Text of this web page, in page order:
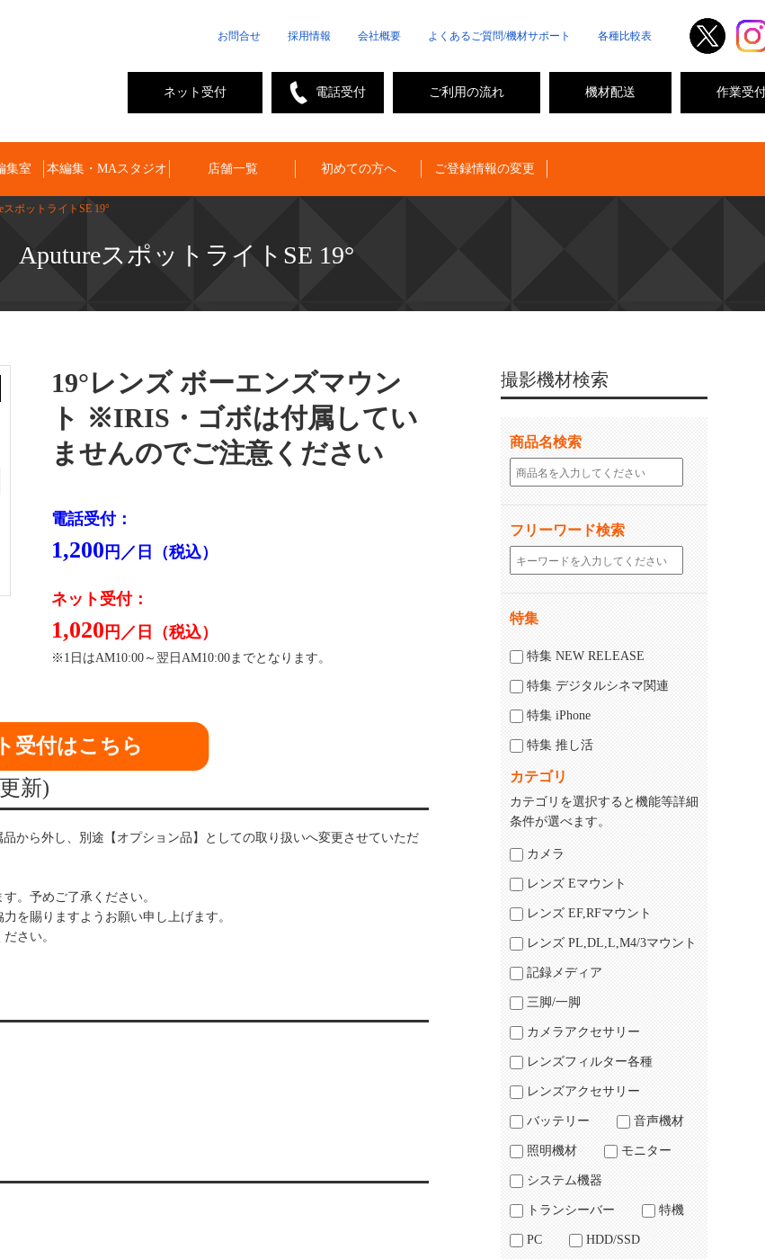
お問合せ 採用情報 会社概要 よくあるご質問/機材サポート 各種比較表
作業受
機材配送
ご利用の流れ
電話受付
ネット受付
集室 本編集・MAスタジオ 店舗一覧 初めての方へ ご登録情報の変更
スポットライトSE 19°
AputureスポットライトSE 19°
19°レンズ ボーエンズマウン
ト ※IRIS・ゴボは付属してい
ませんのでご注意ください
電話受付：
1,200 円／日（税込）
ネット受付：
1,020 円／日（税込）
※1日はAM10:00～翌日AM10:00までとなります。
受付はこちら
新)
から外し、別途【オプション品】としての取り扱いへ変更させていただ
。予めご了承ください。
を賜りますようお願い申し上げます。
さい。
撮影機材検索
商品名検索
フリーワード検索
特集
特集 NEW RELEASE
特集 デジタルシネマ関連
特集 iPhone
特集 推し活
カテゴリ
カテゴリを選択すると機能等詳細
条件が選べます。
カメラ
レンズ Eマウント
レンズ EF,RFマウント
レンズ PL,DL,L,M4/3マウント
記録メディア
三脚/一脚
カメラアクセサリー
レンズフィルター各種
レンズアクセサリー
バッテリー 音声機材
照明機材 モニター
システム機器
トランシーバー 特機
PC HDD/SSD